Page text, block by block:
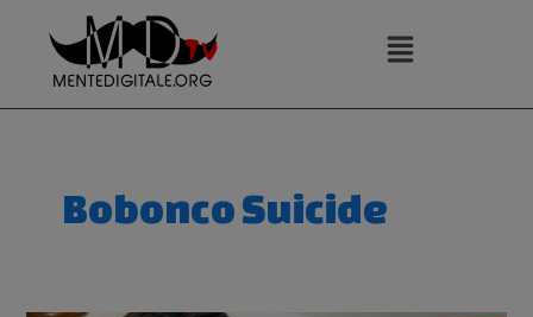
contenuto
Bobonco Suicide